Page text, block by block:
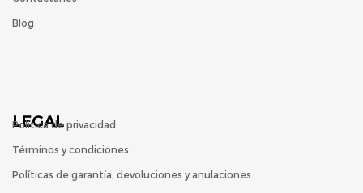
Blog
LEGAL
Política de privacidad
Términos y condiciones
Políticas de garantía, devoluciones y anulaciones